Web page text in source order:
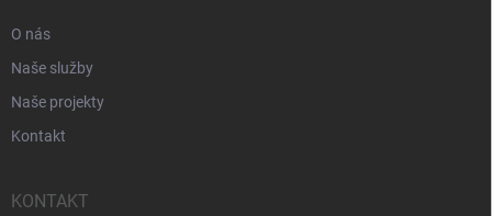
O nás
Naše služby
Naše projekty
Kontakt
KONTAKT